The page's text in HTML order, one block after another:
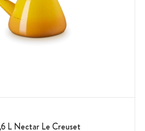
L Nectar Le Creuset